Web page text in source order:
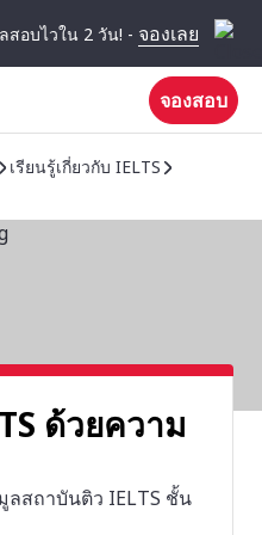
สอบไวใน 2 วัน! - จองเลย
จองสอบ
เรียนรู้เกี่ยวกับ IELTS
ด้วยความ
สถาบันติว IELTS ชั้น